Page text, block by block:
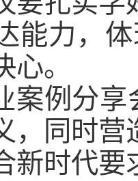
能力，
。
案例分
，同时
新时代